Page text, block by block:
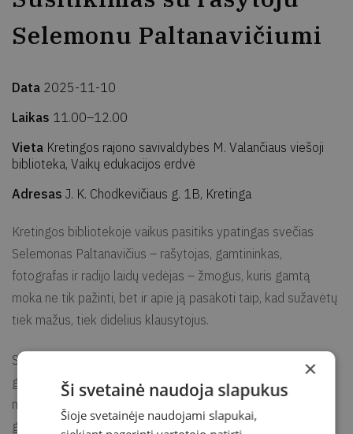
Selemonu Paltanavičiumi
Data 2025-11-10
Laikas 11.00–12.00
Vieta Kretingos rajono savivaldybės M. Valančiaus viešoji
biblioteka, Vaikų edukacijos erdvė
Adresas J. K. Chodkevičiaus g. 1B, Kretinga
Kretingos bibliotekoje vaikus pasitiks ypatingas svečias
Selemonas Paltanavičius – rašytojas, gamtininkas,
fotografas ir radijo laidų vedėjas – žmogus, kuris gamtą
moka ne tik pažinti, bet ir apie ją pasakoti taip, kad sužavėtų
tiek mažus, tiek didelius klausytojus.
Selemonas Paltanavičius – vienas žinomiausių Lietuvos
gamtos pasakotojų, išleidęs jau 100-ąją knygą apie gamtą
ne tik vaikams, bet ir suaugusiesiems. Jo kūriniuose – gyvas
gamtos pasaulis, kupinas paukščių čiulbėjimo, žvėrelių
×
Ši svetainė naudoja slapukus
Šioje svetainėje naudojami slapukai,